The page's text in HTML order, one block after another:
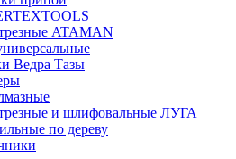
ATAMAN
Ведра Тазы
и шлифовальные ЛУГА
по дереву